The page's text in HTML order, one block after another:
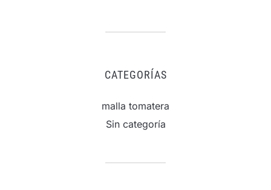
CATEGORÍAS
malla tomatera
Sin categoría